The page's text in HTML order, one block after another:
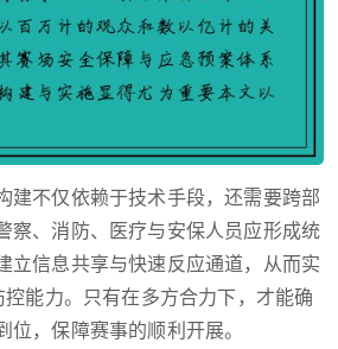
建不仅依赖于技术手段，还需要跨部
察、消防、医疗与安保人员应形成统
立信息共享与快速反应通道，从而实
控能力。只有在多方合力下，才能确
，保障赛事的顺利开展。